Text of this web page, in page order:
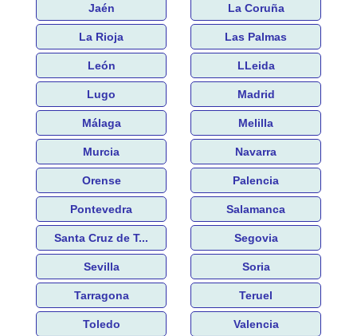
Jaén La Coruña
La Rioja Las Palmas
León LLeida
Lugo Madrid
Málaga Melilla
Murcia Navarra
Orense Palencia
Pontevedra Salamanca
Santa Cruz de T... Segovia
Sevilla Soria
Tarragona Teruel
Toledo Valencia